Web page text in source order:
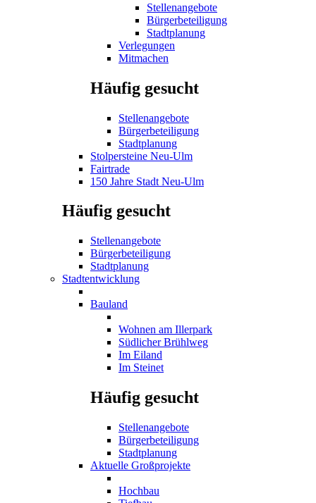
Stellenangebote
Bürgerbeteiligung
Stadtplanung
Verlegungen
Mitmachen
Häufig gesucht
Stellenangebote
Bürgerbeteiligung
Stadtplanung
Stolpersteine Neu-Ulm
Fairtrade
150 Jahre Stadt Neu-Ulm
Häufig gesucht
Stellenangebote
Bürgerbeteiligung
Stadtplanung
Stadtentwicklung
Bauland
Wohnen am Illerpark
Südlicher Brühlweg
Im Eiland
Im Steinet
Häufig gesucht
Stellenangebote
Bürgerbeteiligung
Stadtplanung
Aktuelle Großprojekte
Hochbau